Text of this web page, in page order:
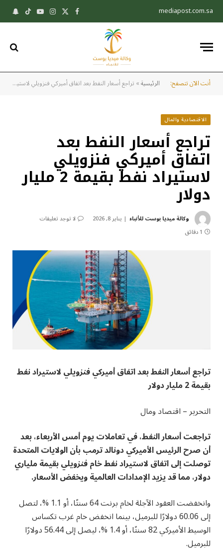
mediapost.com.sa فيسبوك
X
(Twitter)
الانستغرام
يوتيوبتيكتوك
أنت الآن تتصفح: الرئيسية» تراجع أسعار النفط بعد اتفاق أميركي فنزويلي لاستيراد نفط بقيمة 2 مليار دولار
الاقتصادية والمال
تراجع أسعار النفط بعد
اتفاق أميركي فنزويلي
لاستيراد نفط بقيمة 2 مليار
دولار
وكالة ميديا بوست للأنباء يناير 8, 2026
لا توجد تعليقات
1 دقائق
تراجع أسعار النفط بعد اتفاق أميركي فنزويلي لاستيراد نفط
بقيمة 2 مليار دولار
التحرير – اقتصاد ومال
تراجعت أسعار النفط، في تعاملات يوم أمس الأربعاء، بعد
أن صرح الرئيس الأميركي دونالد ترمب بأن الولايات المتحدة
توصلت إلى اتفاق لاستيراد نفط خام فنزويلي بقيمة ملياري
دولار، مما قد يزيد الإمدادات العالمية ويخفض الأسعار.
وانخفضت العقود الآجلة لخام برنت 64 سنتًا، أو 1.1 %، لتصل
إلى 60.06 دولارًا للبرميل، بينما انخفض خام غرب تكساس
الوسيط الأميركي 82 سنتًا، أو 1.4 %، ليصل إلى 56.44 دولارًا
للبرميل.